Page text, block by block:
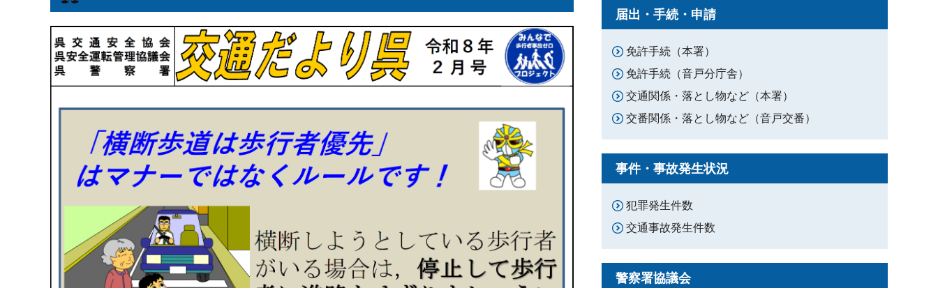
届出・手続・申請
免許手続（本署）
免許手続（音戸分庁舎）
交通関係・落とし物など（本署）
交番関係・落とし物など（音戸交番）
事件・事故発生状況
犯罪発生件数
交通事故発生件数
警察署協議会